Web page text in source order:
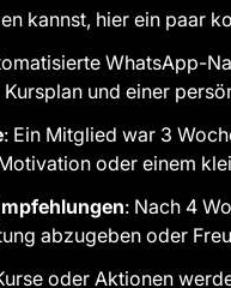
kannst, hier ein paar
WhatsApp-
und einer
: Ein Mitglied war 3
oder einem
: Nach 4
abzugeben oder
oder Aktionen